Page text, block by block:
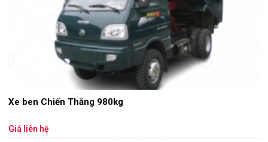
Xe ben Chiến Thắng 980kg
Giá liên hệ